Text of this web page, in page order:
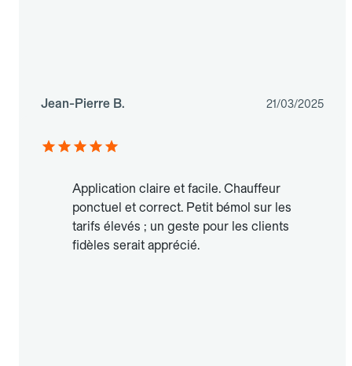
Jean-Pierre B. 21/03/2025
Application claire et facile. Chauffeur
ponctuel et correct. Petit bémol sur les
tarifs élevés ; un geste pour les clients
fidèles serait apprécié.